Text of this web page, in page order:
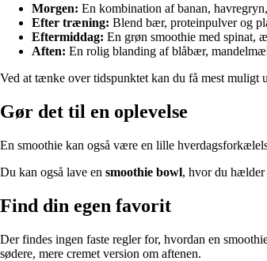
Morgen: En kombination af banan,
Efter træning: Blend bær, proteinpulver og
Eftermiddag: En grøn smoothie med spinat,
Aften: En rolig blanding af blåbær,
Ved at tænke over tidspunktet kan du få mest muligt
Gør det til en oplevelse
En smoothie kan også være en lille
Du kan også lave en smoothie bowl, hvor du hælder
Find din egen favorit
Der findes ingen faste regler for, hvordan en
sødere, mere cremet version om aftenen.